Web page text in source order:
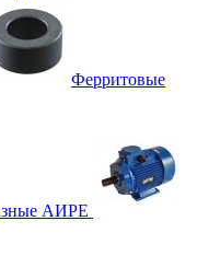
Ферритовые
АИРЕ